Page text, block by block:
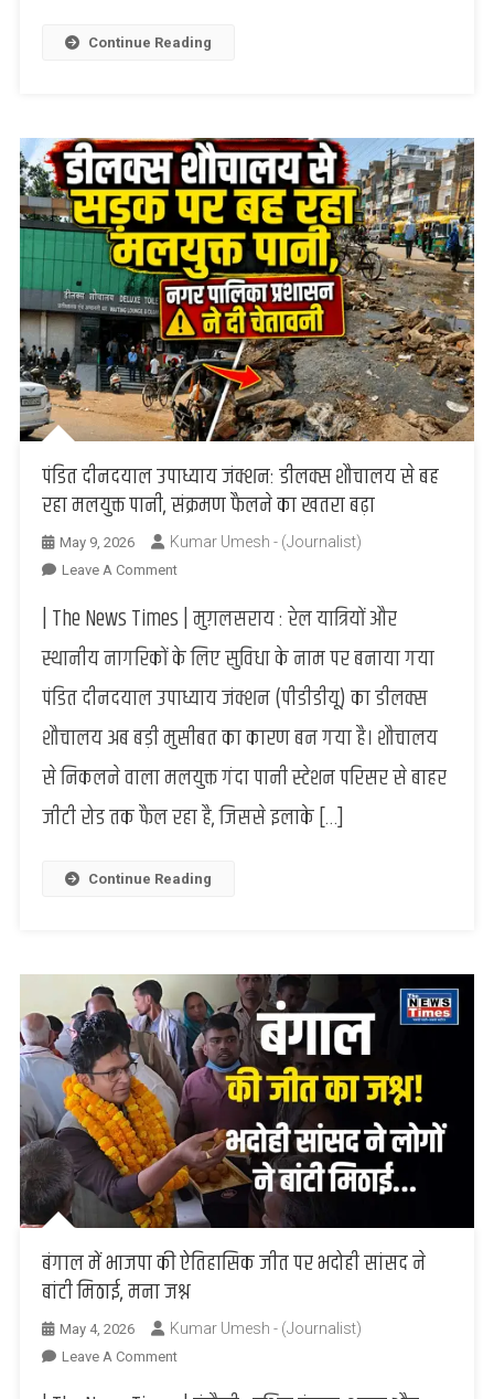
मंदिर
Continue Reading
पंडित दीनदयाल उपाध्याय जंक्शन: डीलक्स शौचालय से बह
रहा मलयुक्त पानी, संक्रमण फैलने का खतरा बढ़ा
May 9, 2026 Kumar Umesh - (Journalist)
Leave A CommentOn
दीनदयाल
उपाध्याय
जंक्शन:
डीलक्स
से
बह
मलयुक्त
संक्रमण
बढ़ा
| The News Times | मुग़लसराय : रेल यात्रियों और
स्थानीय नागरिकों के लिए सुविधा के नाम पर बनाया गया
पंडित दीनदयाल उपाध्याय जंक्शन (पीडीडीयू) का डीलक्स
शौचालय अब बड़ी मुसीबत का कारण बन गया है। शौचालय
से निकलने वाला मलयुक्त गंदा पानी स्टेशन परिसर से बाहर
जीटी रोड तक फैल रहा है, जिससे इलाके […]
Continue Reading
बंगाल में भाजपा की ऐतिहासिक जीत पर भदोही सांसद ने
बांटी मिठाई, मना जश्न
May 4, 2026 Kumar Umesh - (Journalist)
Leave A CommentOn